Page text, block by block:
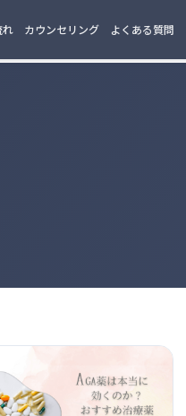
れ カウンセリング よくある質問